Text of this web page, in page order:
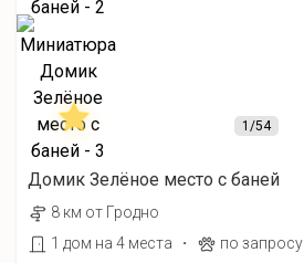
1/54
Домик Зелёное место с баней
8 км от Гродно
1 дом на 4 места
·
по запросу